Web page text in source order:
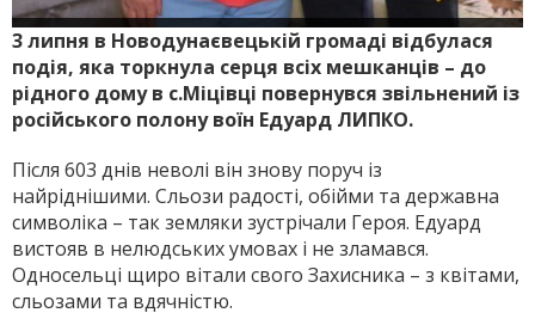
3 липня в Новодунаєвецькій громаді відбулася
подія, яка торкнула серця всіх мешканців – до
рідного дому в с.Міцівці повернувся звільнений із
російського полону воїн Едуард ЛИПКО.
Після 603 днів неволі він знову поруч із
найріднішими. Сльози ра­дості, обійми та державна
символіка – так земляки зустрічали Героя. Едуард
вистояв в нелюдських умовах і не зламався.
Односельці щиро вітали свого Захисника – з квітами,
сльозами та вдячністю.